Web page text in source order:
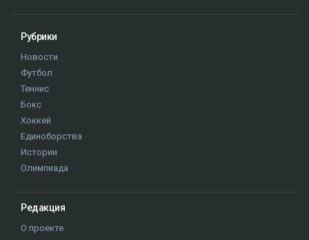
Рубрики
Новости
Футбол
Теннис
Бокс
Хоккей
Единоборства
Истории
Олимпиада
Редакция
О проекте